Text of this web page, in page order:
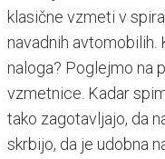
klasične vzmeti v
navadnih avtomobilih.
naloga? Poglejmo na
vzmetnice. Kadar
tako zagotavljajo, da
skrbijo, da je udobna